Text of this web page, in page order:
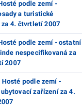
podle zemí -
a turistické
4. čtvrtletí 2007
podle zemí - ostatní
nespecifikovaná za
2007
Hosté podle zemí -
zařízení za 4.